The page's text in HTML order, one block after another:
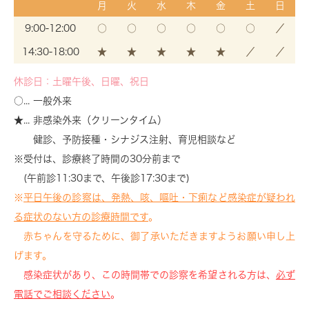
月 火 水 木 金 土 日
9:00-12:00 ○ ○ ○ ○ ○ ○ ／
14:30-18:00 ★ ★ ★ ★ ★ ／ ／
休診日：土曜午後、日曜、祝日
○... 一般外来
★... 非感染外来（クリーンタイム）
健診、予防接種・シナジス注射、育児相談など
※受付は、診療終了時間の30分前まで
(午前診11:30まで、午後診17:30まで)
※平日午後の診察は、発熱、咳、嘔吐・下痢など感染症が疑われ
る症状のない方の診療時間です。
赤ちゃんを守るために、御了承いただきますようお願い申し上
げます。
感染症状があり、この時間帯での診察を希望される方は、 必ず
電話でご相談ください。